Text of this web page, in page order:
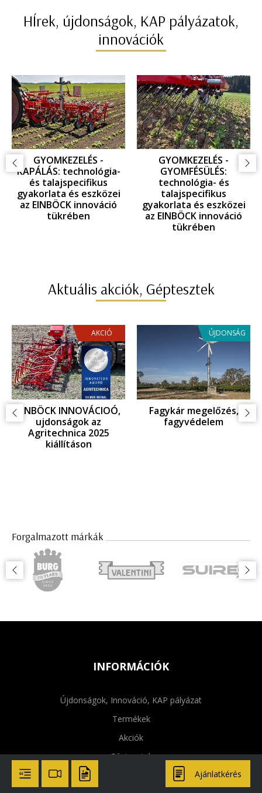
Ajánlatkérés
HÍrek, újdonságok, KAP pályázatok,
innovációk
GYOMKEZELÉS -
KAPÁLÁS: technológia-
és talajspecifikus
gyakorlata és eszközei
az EINBÖCK innováció
tükrében
GYOMKEZELÉS -
GYOMFÉSÜLÉS:
technológia- és
talajspecifikus
gyakorlata és eszközei
az EINBÖCK innováció
tükrében
Aktuális akciók, Géptesztek
AKCIÓ
EINBÖCK INNOVÁCIOÓ,
ujdonságok az
Agritechnica 2025
kiállításon
ÚJDONSÁG
Fagykár megelőzés,
fagyvédelem
Forgalmazott márkák
INFORMÁCIÓK
Újdonságok, Innováció, KAP pályázat
Termékek
Akciók
Géptesztek
Készlet és használt gépek